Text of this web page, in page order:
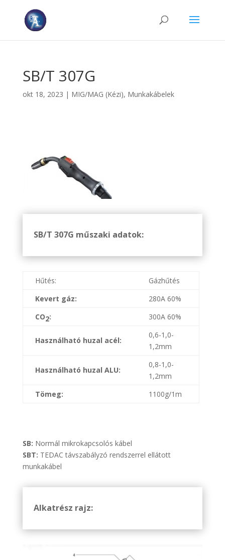
SB/T 307G
okt 18, 2023 | MIG/MAG (Kézi), Munkakábelek
SB/T 307G műszaki adatok:
Hűtés:
Gázhűtés
Kevert gáz:
280A 60%
CO2: 300A 60%
Használható huzal acél:
0,6-1,0-
1,2mm
Használható huzal ALU:
0,8-1,0-
1,2mm
Tömeg:
1100g/1m
SB: Normál mikrokapcsolós kábel
SBT: TEDAC távszabályzó rendszerrel ellátott
munkakábel
Alkatrész rajz: